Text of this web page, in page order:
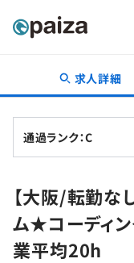
転職・キャリア
転職成功ガイド
転職エージェント
インタビュー
転職成功ガイド
新卒就活
求人検索
本選考
学習
求人詳細
通過ランク：C
【大阪/転勤な
ム★コーディン
業平均20h